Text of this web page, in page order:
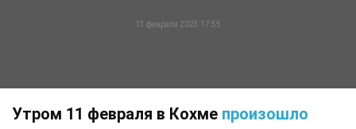
13 февраля 2023 17:55
Утром 11 февраля в Кохме произошло